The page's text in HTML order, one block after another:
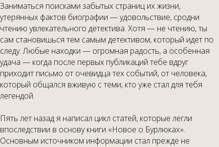
Заниматься поисками забытых страниц их жизни,
утерянных фактов биографии — удовольствие, сродни
чтению увлекательного детектива. Хотя — не чтению, ты
сам становишься тем самым детективом, который идет по
следу. Любые находки — огромная радость, а особенная
удача — когда после первых публикаций тебе вдруг
приходит письмо от очевидца тех событий, от человека,
который общался вживую с теми, кто уже стал для тебя
легендой.
Пять лет назад я написал цикл статей, которые легли
впоследствии в основу книги «Новое о Бурлюках».
Основным источником информации стал прежде не